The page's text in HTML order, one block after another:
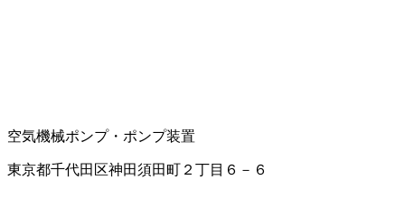
空気機械ポンプ・ポンプ装置
東京都千代田区神田須田町２丁目６－６